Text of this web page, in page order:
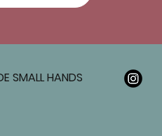
SMALL HANDS